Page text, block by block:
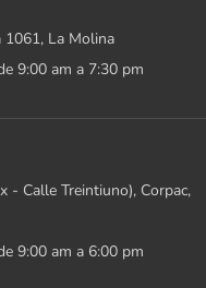
1061, La Molina
9:00 am a 7:30 pm
- Calle Treintiuno), Corpac,
9:00 am a 6:00 pm